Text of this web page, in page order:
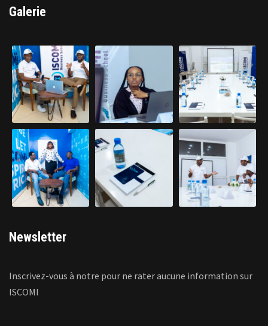
Galerie
Newsletter
Inscrivez-vous à notre pour ne rater aucune information sur
ISCOMI